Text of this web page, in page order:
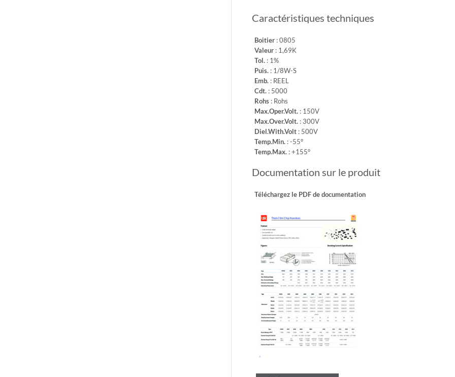
Caractéristiques techniques
Boitier : 0805
Valeur : 1,69K
Tol. : 1%
Puis. : 1/8W-S
Emb. : REEL
Cdt. : 5000
Rohs : Rohs
Max.Oper.Volt. : 150V
Max.Over.Volt. : 300V
Diel.With.Volt : 500V
Temp.Min. : -55°
Temp.Max. : +155°
Documentation sur le produit
Téléchargez le PDF de documentation